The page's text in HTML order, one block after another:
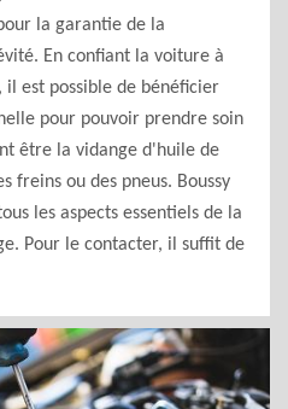
la garantie de la
En confiant la voiture à
est possible de bénéficier
pour pouvoir prendre soin
être la vidange d'huile de
freins ou des pneus. Boussy
les aspects essentiels de la
Pour le contacter, il suffit de